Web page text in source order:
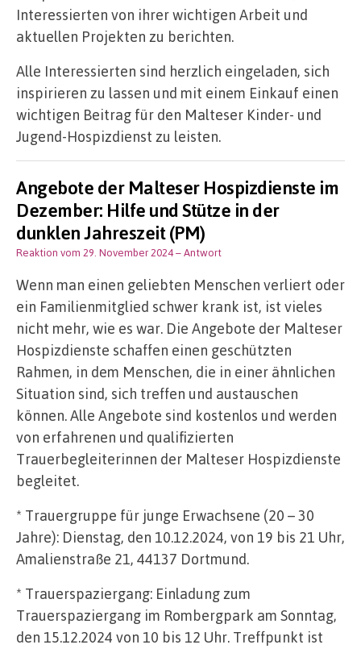
Interessierten von ihrer wichtigen Arbeit und
aktuellen Projekten zu berichten.
Alle Interessierten sind herzlich eingeladen, sich
inspirieren zu lassen und mit einem Einkauf einen
wichtigen Beitrag für den Malteser Kinder- und
Jugend-Hospizdienst zu leisten.
Angebote der Malteser Hospizdienste im
Dezember: Hilfe und Stütze in der
dunklen Jahreszeit (PM)
Reaktion vom 29. November 2024– Antwort
Wenn man einen geliebten Menschen verliert oder
ein Familienmitglied schwer krank ist, ist vieles
nicht mehr, wie es war. Die Angebote der Malteser
Hospizdienste schaffen einen geschützten
Rahmen, in dem Menschen, die in einer ähnlichen
Situation sind, sich treffen und austauschen
können. Alle Angebote sind kostenlos und werden
von erfahrenen und qualifizierten
Trauerbegleiterinnen der Malteser Hospizdienste
begleitet.
* Trauergruppe für junge Erwachsene (20 – 30
Jahre): Dienstag, den 10.12.2024, von 19 bis 21 Uhr,
Amalienstraße 21, 44137 Dortmund.
* Trauerspaziergang: Einladung zum
Trauerspaziergang im Rombergpark am Sonntag,
den 15.12.2024 von 10 bis 12 Uhr. Treffpunkt ist